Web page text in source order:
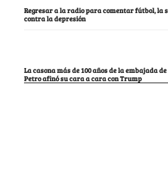
Regresar a la radio para comentar fútbol, la
contra la depresión
La casona más de 100 años de la embajada
Petro afinó su cara a cara con Trump